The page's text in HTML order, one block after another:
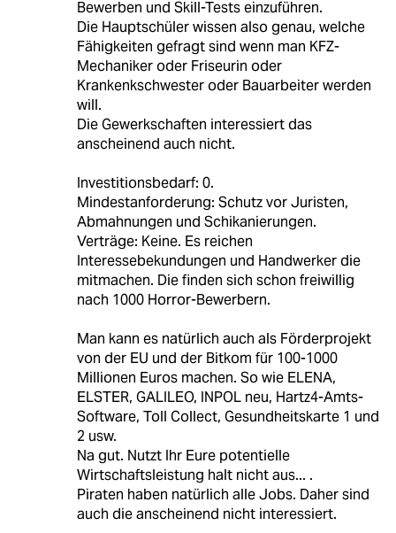
Bewerben und Skill-Tests einzuführen.
Die Hauptschüler wissen also genau, welche
Fähigkeiten gefragt sind wenn man KFZ-
Mechaniker oder Friseurin oder
Krankenkschwester oder Bauarbeiter werden
will.
Die Gewerkschaften interessiert das
anscheinend auch nicht.
Investitionsbedarf: 0.
Mindestanforderung: Schutz vor Juristen,
Abmahnungen und Schikanierungen.
Verträge: Keine. Es reichen
Interessebekundungen und Handwerker die
mitmachen. Die finden sich schon freiwillig
nach 1000 Horror-Bewerbern.
Man kann es natürlich auch als Förderprojekt
von der EU und der Bitkom für 100-1000
Millionen Euros machen. So wie ELENA,
ELSTER, GALILEO, INPOL neu, Hartz4-Amts-
Software, Toll Collect, Gesundheitskarte 1 und
2 usw.
Na gut. Nutzt Ihr Eure potentielle
Wirtschaftsleistung halt nicht aus... .
Piraten haben natürlich alle Jobs. Daher sind
auch die anscheinend nicht interessiert.